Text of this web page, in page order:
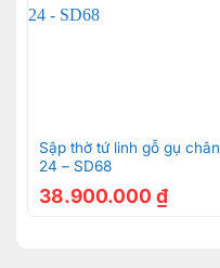
Sập thờ tứ linh gỗ gụ chân
24 – SD68
38.900.000 ₫